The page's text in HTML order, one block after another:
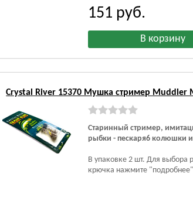
151 руб.
Crystal River 15370 Мушка стример Muddler
Старинный стример,
рыбки - пескаря6 колюшки и
В упаковке 2 шт. Для выбора
крючка нажмите